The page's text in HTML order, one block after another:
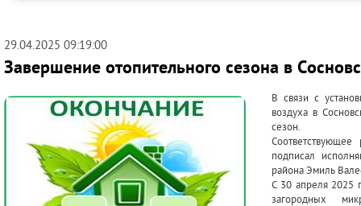
29.04.2025 09:19:00
Завершение отопительного сезона в
В связи с
воздуха в
сезон.
подписал
района Эмиль
С 30 апреля 2025
загородных